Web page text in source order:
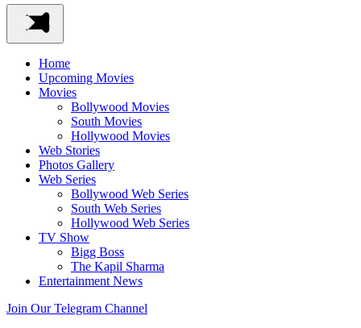
Home
Upcoming Movies
Movies
Bollywood Movies
South Movies
Hollywood Movies
Web Stories
Photos Gallery
Web Series
Bollywood Web Series
South Web Series
Hollywood Web Series
TV Show
Bigg Boss
The Kapil Sharma
Entertainment News
Join Our Telegram Channel